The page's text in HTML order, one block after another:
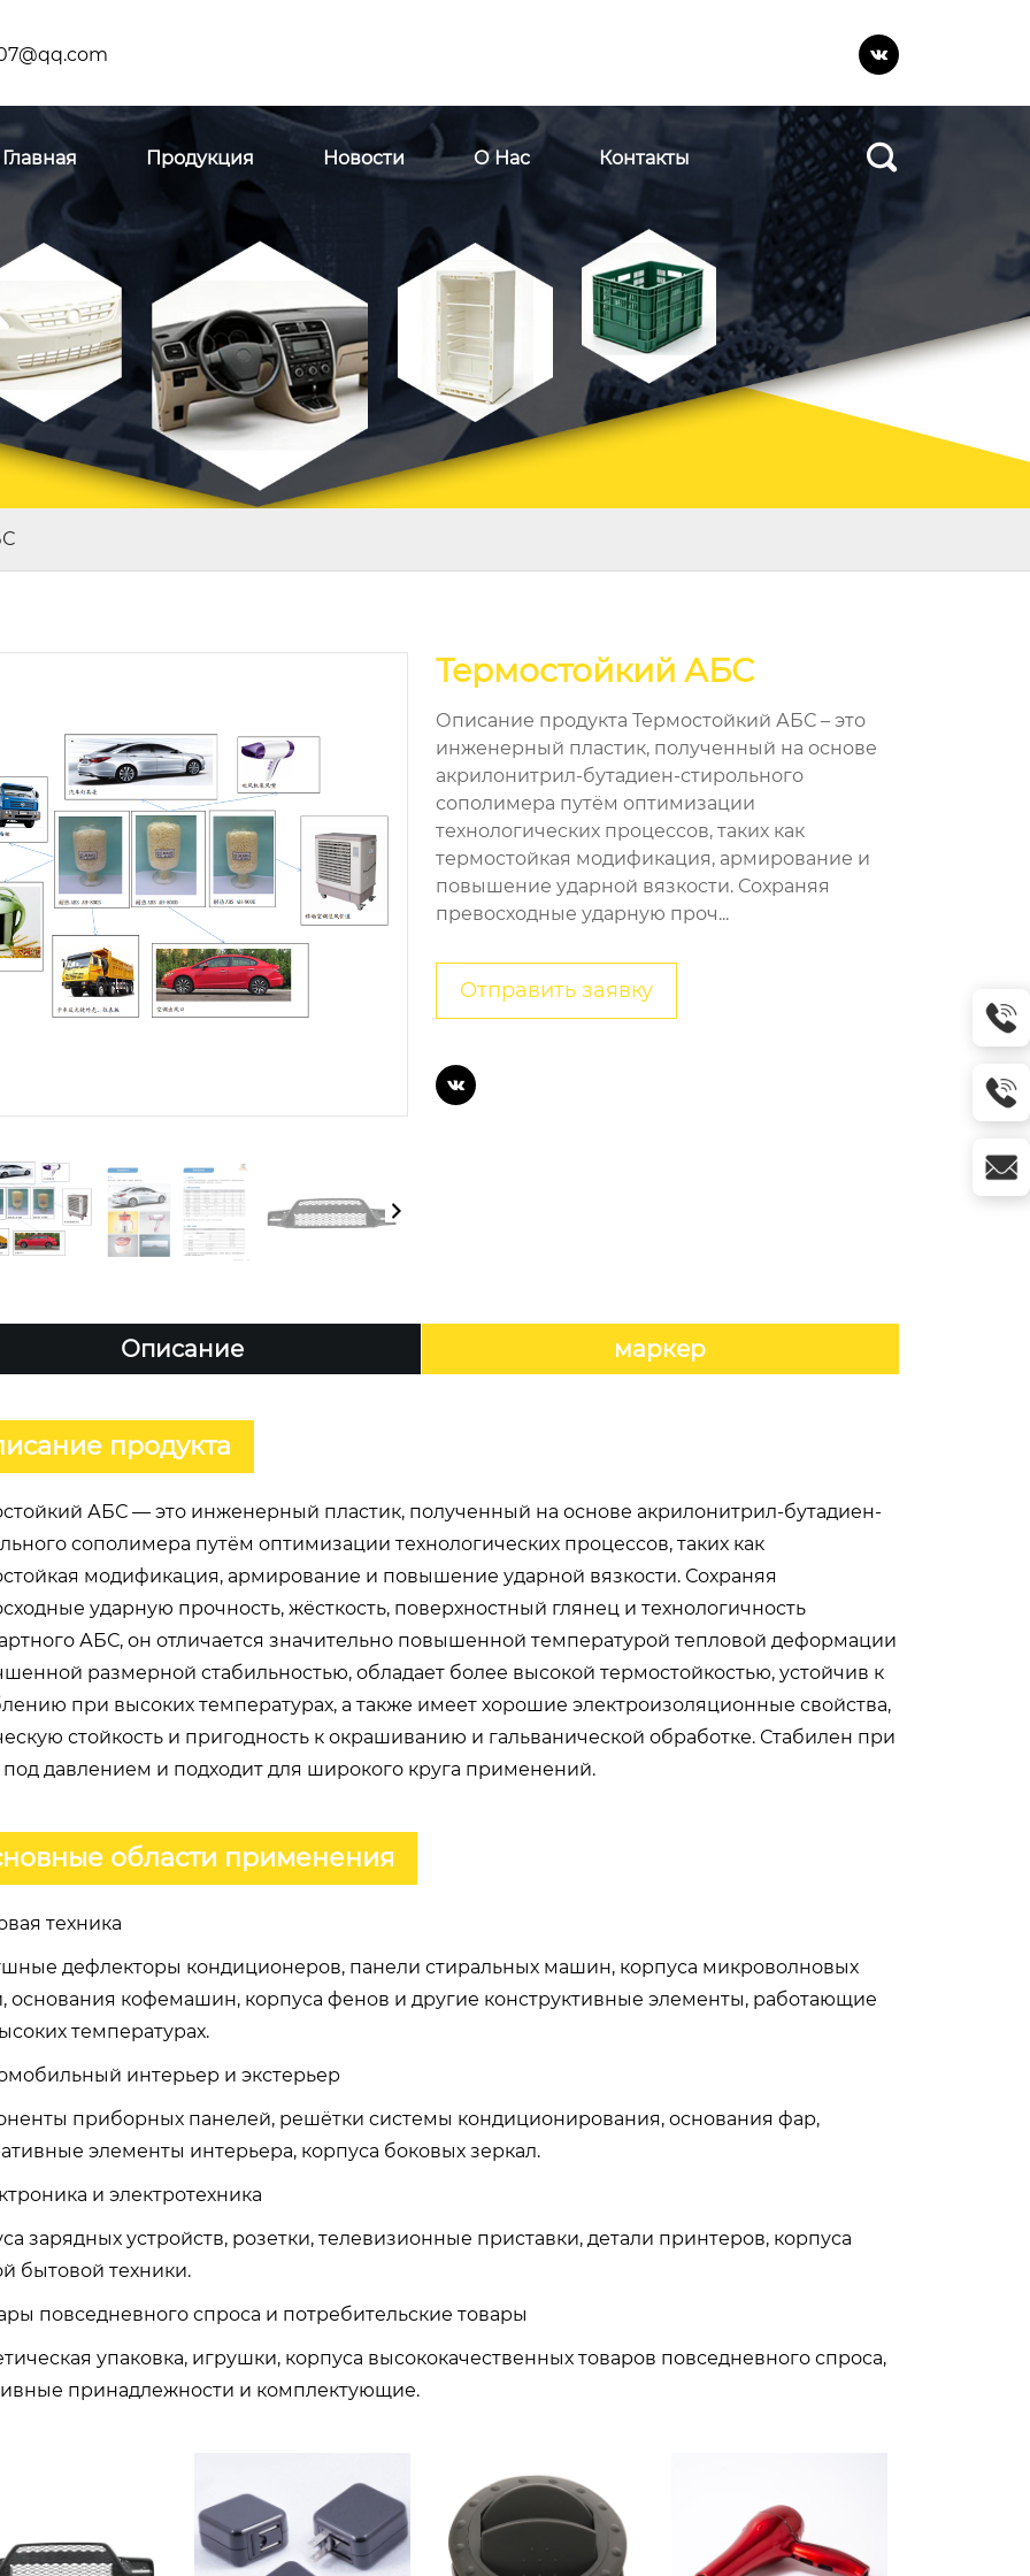

Главная Продукция Новости О Нас Контакты 
Термостойкий АБС
Описание продукта Термостойкий АБС – это
инженерный пластик, полученный на основе
акрилонитрил-бутадиен-стирольного
сополимера путём оптимизации
технологических процессов, таких как
термостойкая модификация, армирование и
повышение ударной вязкости. Сохраняя
превосходные ударную проч...
Отправить заявку

Описание маркер
продукта
АБС — это инженерный пластик, полученный на основе акрилонитрил-бутадиен-
сополимера путём оптимизации технологических процессов, таких как
модификация, армирование и повышение ударной вязкости. Сохраняя
ударную прочность, жёсткость, поверхностный глянец и технологичность
АБС, он отличается значительно повышенной температурой тепловой деформации
размерной стабильностью, обладает более высокой термостойкостью, устойчив к
при высоких температурах, а также имеет хорошие электроизоляционные свойства,
стойкость и пригодность к окрашиванию и гальванической обработке. Стабилен при
под давлением и подходит для широкого круга применений.
области применения
техника
дефлекторы кондиционеров, панели стиральных машин, корпуса микроволновых
основания кофемашин, корпуса фенов и другие конструктивные элементы, работающие
температурах.
интерьер и экстерьер
приборных панелей, решётки системы кондиционирования, основания фар,
элементы интерьера, корпуса боковых зеркал.
и электротехника
зарядных устройств, розетки, телевизионные приставки, детали принтеров, корпуса
бытовой техники.
повседневного спроса и потребительские товары
упаковка, игрушки, корпуса высококачественных товаров повседневного спроса,
принадлежности и комплектующие.